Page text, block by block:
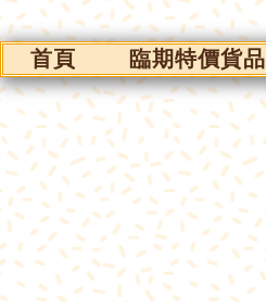
首頁 臨期特價貨品